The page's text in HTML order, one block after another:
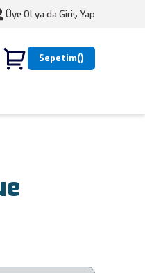
Üye Ol ya da Giriş Yap
Sepetim